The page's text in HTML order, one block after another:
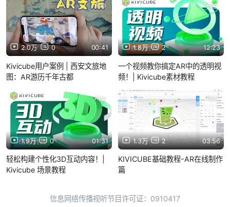
2.0万 0 00:41
App
Kivicube用户案例 | 西安文旅地
图：AR游历千年古都
1.8万 2 12:23
App
一个视频教你搞定AR中的透明视
频！| Kivicube素材教程
1.9万 0 01:31
App
轻松构建个性化3D互动内容！|
Kivicube 场景教程
1.3万 2 03:56
App
KIVICUBE基础教程-AR在线制作
篇
信息网络传播视听节目许可证：0910417